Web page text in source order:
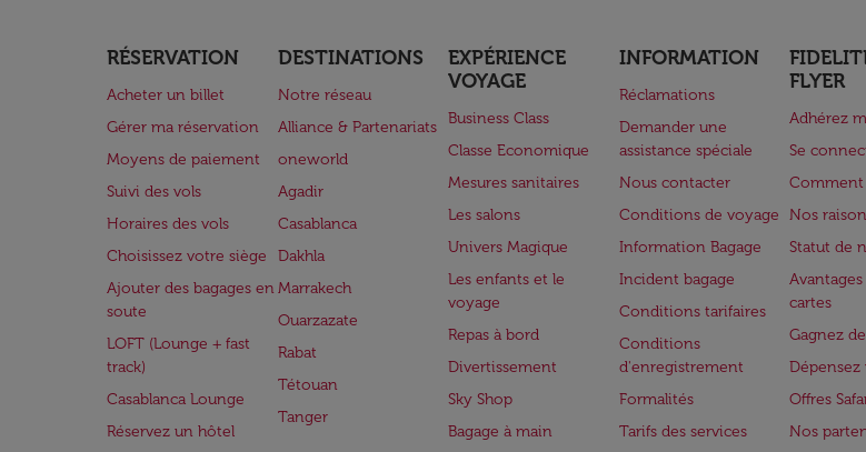
RÉSERVATION
Acheter un billet
Gérer ma réservation
Moyens de paiement
Suivi des vols
Horaires des vols
Choisissez votre siège
Ajouter des bagages en
soute
LOFT (Lounge + fast
track)
Casablanca Lounge
Réservez un hôtel
DESTINATIONS
Notre réseau
Alliance & Partenariats
oneworld
Agadir
Casablanca
Dakhla
Marrakech
Ouarzazate
Rabat
Tétouan
Tanger
EXPÉRIENCE
VOYAGE
Business Class
Classe Economique
Mesures sanitaires
Les salons
Univers Magique
Les enfants et le
voyage
Repas à bord
Divertissement
Sky Shop
Bagage à main
INFORMATION
Réclamations
Demander une
assistance spéciale
Nous contacter
Conditions de voyage
Information Bagage
Incident bagage
Conditions tarifaires
Conditions
d'enregistrement
Formalités
Tarifs des services
FLYER
Adhérez
Se
Comment
Nos
Statut de
cartes
Gagnez
Dépensez
Offres
Nos